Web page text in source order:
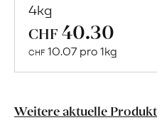
4kg
CHF 40.30
CHF 10.07 pro 1kg
Weitere aktuelle